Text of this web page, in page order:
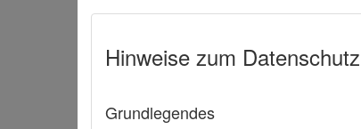
Hinweise zum Datenschutz
Grundlegendes